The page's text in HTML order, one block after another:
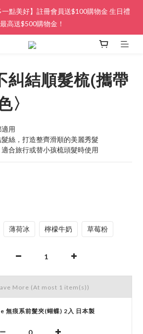
一點美好】註冊會員送$100購物金 生日禮
最高送$500購物金！
糾結順髮梳(攜帶
〉
用
絲，打造整齊滑順的美麗秀髮
合旅行或替小孩梳頭髮時使用
薄荷冰 檸檬牛奶 草莓粉
More (At most 1 item(s))
無痕系前髮夾(蝴蝶) 2入 日本製